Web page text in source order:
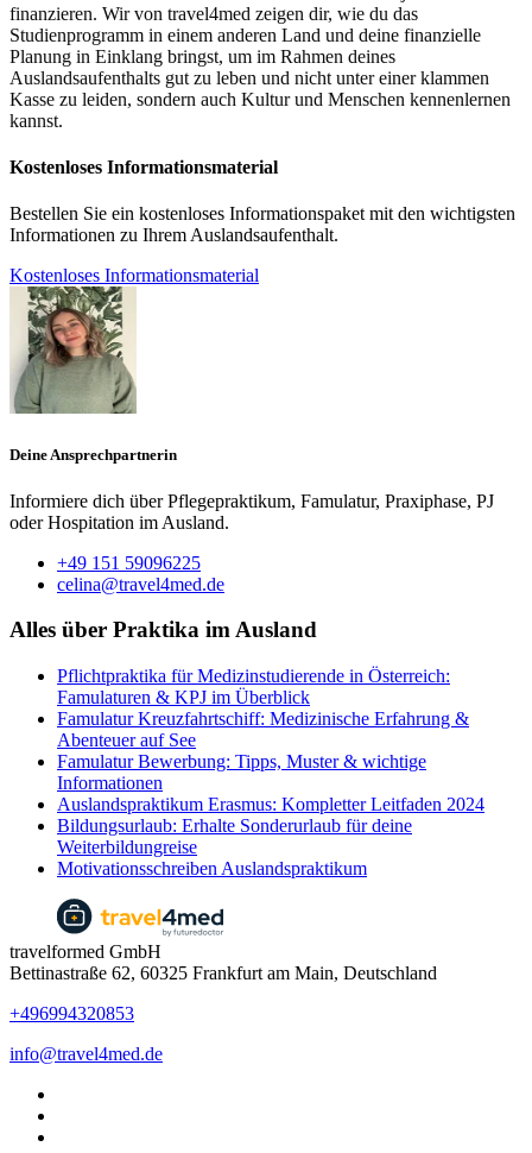
finanzieren. Wir von travel4med zeigen dir, wie du das
Studienprogramm in einem anderen Land und deine finanzielle
Planung in Einklang bringst, um im Rahmen deines
Auslandsaufenthalts gut zu leben und nicht unter einer klammen
Kasse zu leiden, sondern auch Kultur und Menschen kennenlernen
kannst.
Kostenloses Informationsmaterial
Bestellen Sie ein kostenloses Informationspaket mit den wichtigsten
Informationen zu Ihrem Auslandsaufenthalt.
Kostenloses Informationsmaterial
Deine Ansprechpartnerin
Informiere dich über Pflegepraktikum, Famulatur, Praxiphase, PJ
oder Hospitation im Ausland.
+49 151 59096225
celina@travel4med.de
Alles über Praktika im Ausland
Pflichtpraktika für Medizinstudierende in Österreich:
Famulaturen & KPJ im Überblick
Famulatur Kreuzfahrtschiff: Medizinische Erfahrung &
Abenteuer auf See
Famulatur Bewerbung: Tipps, Muster & wichtige
Informationen
Auslandspraktikum Erasmus: Kompletter Leitfaden 2024
Bildungsurlaub: Erhalte Sonderurlaub für deine
Weiterbildungreise
​​Motivationsschreiben Auslandspraktikum
travelformed GmbH
Bettinastraße 62, 60325 Frankfurt am Main, Deutschland
+496994320853
info@travel4med.de